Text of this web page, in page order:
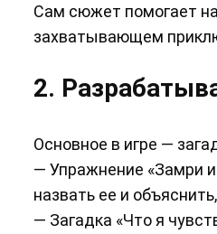
Сам сюжет помогает
захватывающем
2.
Основное в игре —
— Упражнение «Замри
назвать ее и
— Загадка «Что я